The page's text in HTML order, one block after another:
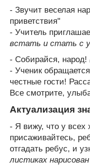
- Звучит веселая
приветствия"
- Учитель
встать и стать с
- Собирайся, народ!
- Ученик
честные гости!
Все смотрите,
Актуализация
- Я вижу, что у всех
присаживайтесь,
отгадать ребус, и
листиках